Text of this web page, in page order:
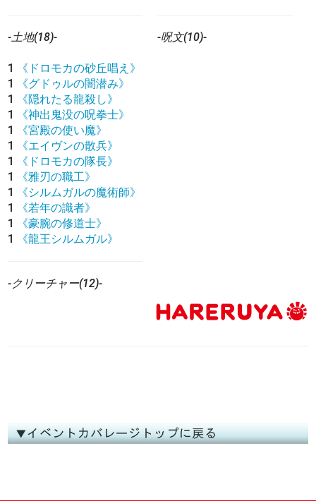
-土地(18)-
1
《ドロモカの砂丘唱え》
1
《グドゥルの闇潜み》
1
《隠れたる龍殺し》
1
《神出鬼没の呪拳士》
1
《宮殿の使い魔》
1
《エイヴンの散兵》
1
《ドロモカの隊長》
1
《雅刃の職工》
1
《シルムガルの魔術師》
1
《若年の識者》
1
《豪腕の修道士》
1
《龍王シルムガル》
-クリーチャー(12)-
-呪文(10)-